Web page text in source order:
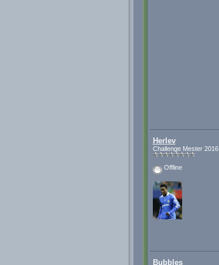
Herlev
Challenge Mester 2016
Offline
Bubbles